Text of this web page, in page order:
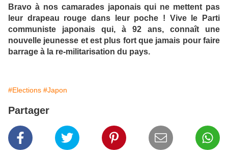
Bravo à nos camarades japonais qui ne mettent pas
leur drapeau rouge dans leur poche ! Vive le Parti
communiste japonais qui, à 92 ans, connaît une
nouvelle jeunesse et est plus fort que jamais pour faire
barrage à la re-militarisation du pays.
#Elections #Japon
Partager